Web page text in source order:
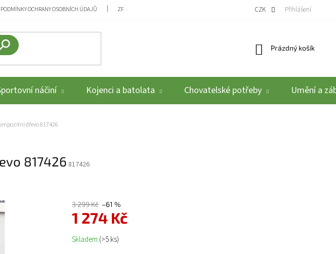
PODMÍNKY OCHRANY OSOBNÍCH ÚDAJŮ ZPĚTNÝ ODBĚR VYSLOUŽILÝCH ELEKTROZAŘÍZENÍ / BATERIÍ REKLAMACE A
CZK Přihlášení
Nákupní košík
Prázdný košík
náčiní Kojenci a batolata Chovatelské potřeby Umění a
dřevo 817426
817426 817426
3 299 Kč –61 %
1 274 Kč
Měrná cena:
Skladem (>5 ks)